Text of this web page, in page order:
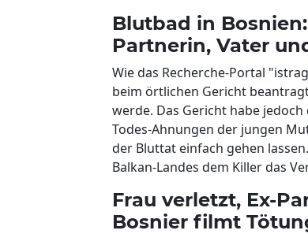
Blutbad in
Partnerin, Vater
Wie das Recherche-Portal
beim örtlichen Gericht
werde. Das Gericht habe
Todes-Ahnungen der jungen
der Bluttat einfach gehen
Balkan-Landes dem Killer das
Frau verletzt, Ex-
Bosnier filmt